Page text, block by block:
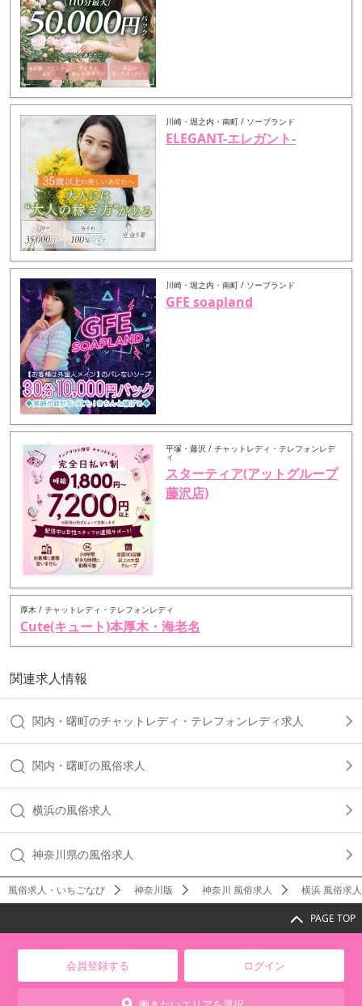
川崎・堀之内・南町 / ソープランド
ELEGANT-エレガント-
川崎・堀之内・南町 / ソープランド
GFE soapland
平塚・藤沢 / チャットレディ・テレフォンレデ
ィ
スターティア(アットグループ
藤沢店)
厚木 / チャットレディ・テレフォンレディ
Cute(キュート)本厚木・海老名
関連求人情報
関内・曙町のチャットレディ・テレフォンレディ求人
関内・曙町の風俗求人
横浜の風俗求人
神奈川県の風俗求人
風俗求人・いちごなび 神奈川版 神奈川 風俗求人 横浜 風俗求人
PAGE TOP
会員登録する ログイン